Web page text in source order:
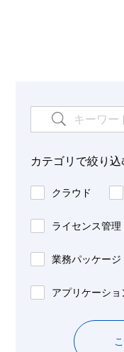
カテゴリで絞り込
クラウド
ライセンス管理
業務パッケージ
アプリケーショ